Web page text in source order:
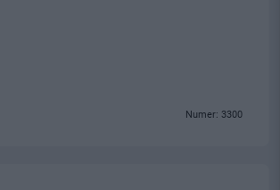
Numer: 3300